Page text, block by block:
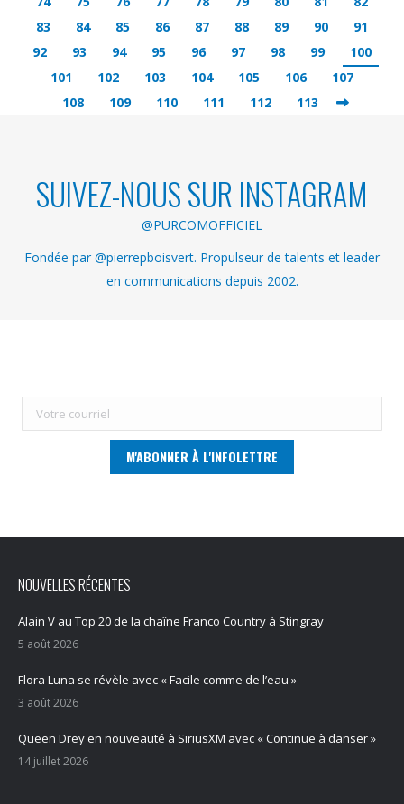
83
84 85 86 87 88 89 90
91
92
93 94 95 96 97 98 99
100
101
102 103 104 105 106
107
108
109 110 111 112 113
SUIVEZ-NOUS SUR INSTAGRAM
@PURCOMOFFICIEL
Fondée par @pierrepboisvert. Propulseur de talents et leader
en communications depuis 2002.
NOUVELLES RÉCENTES
Alain V au Top 20 de la chaîne Franco Country à Stingray
5 août 2026
Flora Luna se révèle avec « Facile comme de l’eau »
3 août 2026
Queen Drey en nouveauté à SiriusXM avec « Continue à danser »
14 juillet 2026